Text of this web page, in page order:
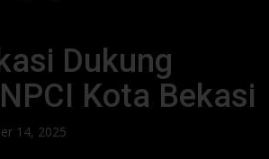
Dukung
Kota Bekasi
14, 2025